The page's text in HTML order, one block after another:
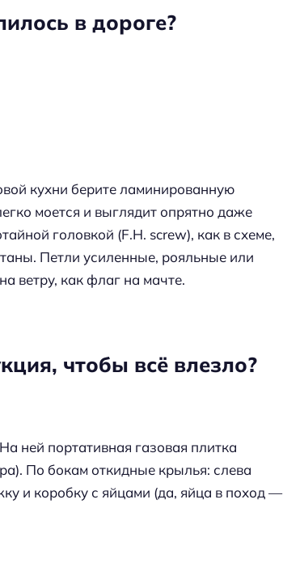
в дороге?
кухни берите ламинированную
моется и выглядит опрятно даже
головкой (F.H. screw), как в схеме,
Петли усиленные, рояльные или
ветру, как флаг на мачте.
чтобы всё влезло?
ней портативная газовая плитка
По бокам откидные крылья: слева
и коробку с яйцами (да, яйца в поход —